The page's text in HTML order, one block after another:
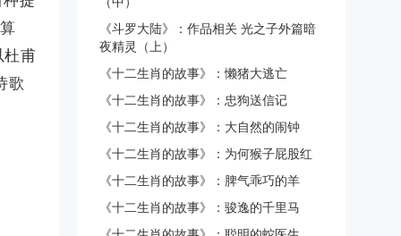
杜甫
歌
《斗罗大陆》：作品相关 光之子外篇暗
夜精灵（上）
《十二生肖的故事》：懒猪大逃亡
《十二生肖的故事》：忠狗送信记
《十二生肖的故事》：大自然的闹钟
《十二生肖的故事》：为何猴子屁股红
《十二生肖的故事》：脾气乖巧的羊
《十二生肖的故事》：骏逸的千里马